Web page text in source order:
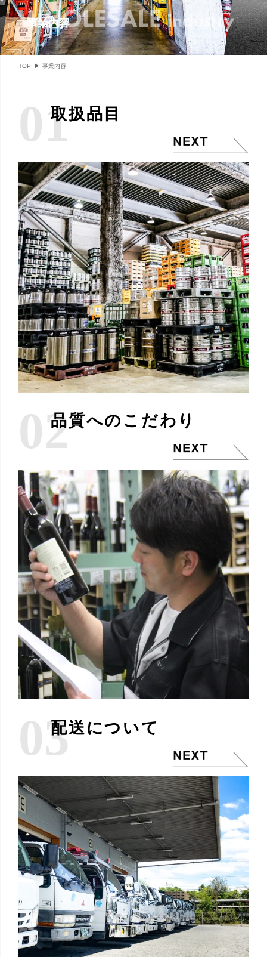
事業内容
TOP 事業内容
01取扱品目
02品質へのこだわり
03配送について